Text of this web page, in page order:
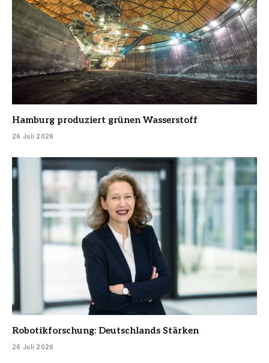
Hamburg produziert grünen Wasserstoff
26 Juli 2026
Robotikforschung: Deutschlands Stärken
26 Juli 2026